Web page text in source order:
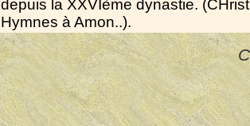
depuis la XXVIème dynastie.
Hymnes à Amon..).